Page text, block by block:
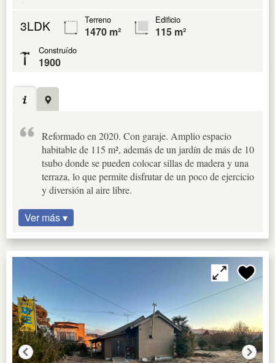
3LDK Terreno
1470 m²
Edificio
115 m²
Construído
1900
Reformado en 2020. Con garaje. Amplio espacio
habitable de 115 m², además de un jardín de más de 10
tsubo donde se pueden colocar sillas de madera y una
terraza, lo que permite disfrutar de un poco de ejercicio
y diversión al aire libre.
Ver más ▾